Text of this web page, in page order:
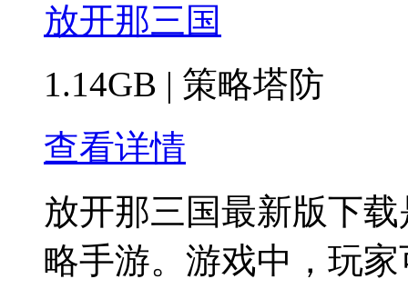
放开那三国
1.14GB | 策略塔防
查看详情
放开那三国最新版下
略手游。游戏中，玩